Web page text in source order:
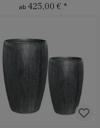
ab 425,00 € *